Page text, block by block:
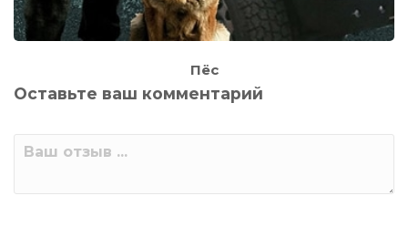
Пёс
Оставьте ваш комментарий